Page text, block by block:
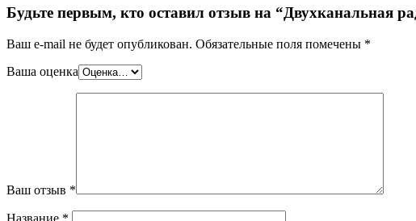
Будьте первым, кто оставил отзыв на “Двухканальная
Ваш e-mail не будет опубликован. Обязательные поля помечены *
Ваша оценка
Ваш отзыв *
Название *